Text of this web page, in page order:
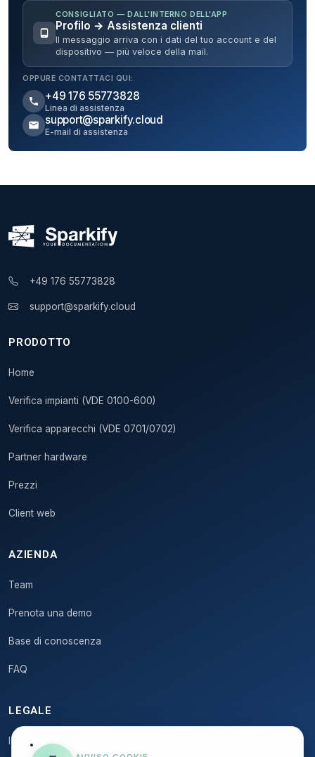
CONSIGLIATO — DALL'INTERNO DELL'APP
Profilo → Assistenza clienti
Il messaggio arriva con i dati del tuo account e del
dispositivo — più veloce della mail.
OPPURE CONTATTACI QUI:
+49 176 55773828
Linea di assistenza
support@sparkify.cloud
E-mail di assistenza
+49 176 55773828
support@sparkify.cloud
PRODOTTO
Home
Verifica impianti (VDE 0100-600)
Verifica apparecchi (VDE 0701/0702)
Partner hardware
Prezzi
Client web
AZIENDA
Team
Prenota una demo
Base di conoscenza
FAQ
LEGALE
Impressum